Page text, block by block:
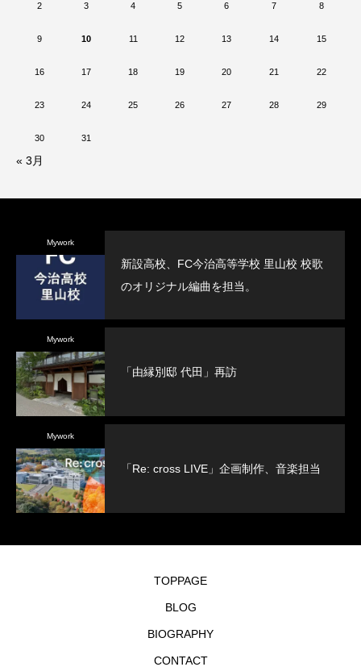
2 3 4 5 6 7 8
9 10 11 12 13 14 15
16 17 18 19 20 21 22
23 24 25 26 27 28 29
30 31
« 3月
Mywork
新設高校、FC今治高等学校 里山校 校歌
のオリジナル編曲を担当。
Mywork
「由縁別邸 代田」再訪
Mywork
「Re: cross LIVE」企画制作、音楽担当
TOPPAGE
BLOG
BIOGRAPHY
CONTACT